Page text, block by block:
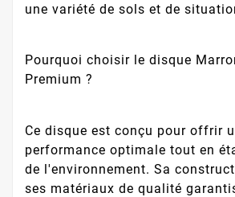
une variété de sols et de
Pourquoi choisir le disque
Premium ?
Ce disque est conçu pour offrir
performance optimale tout en
de l'environnement. Sa
ses matériaux de qualité